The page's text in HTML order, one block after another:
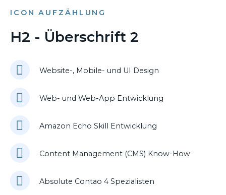
ICON AUFZÄHLUNG
H2 - Überschrift 2
Website-, Mobile- und UI Design
Web- und Web-App Entwicklung
Amazon Echo Skill Entwicklung
Content Management (CMS) Know-How
Absolute Contao 4 Spezialisten